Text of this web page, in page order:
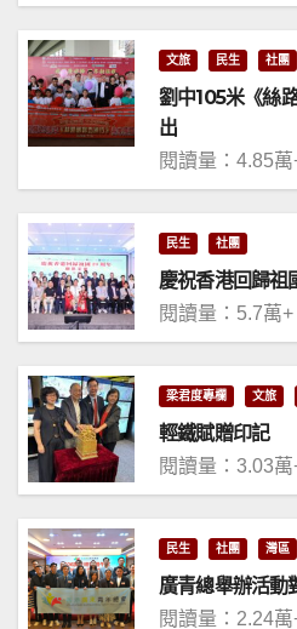
文旅 民生 社團
劉中105米《絲
出
閱讀量：4.85萬
民生 社團
慶祝香港回歸祖
閱讀量：5.7萬+
梁君度專欄 文旅
輕鐵賦贈印記
閱讀量：3.03萬
民生 社團 灣區
廣青總舉辦活動
閱讀量：2.24萬